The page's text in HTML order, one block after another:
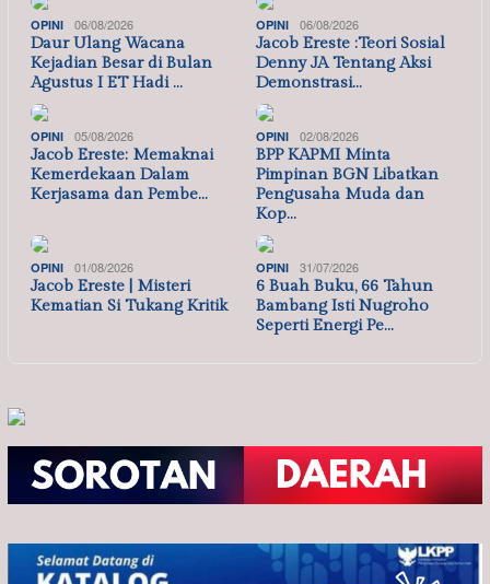
OPINI 06/08/2026
Daur Ulang Wacana
Kejadian Besar di Bulan
Agustus I ET Hadi …
OPINI 06/08/2026
Jacob Ereste :Teori Sosial
Denny JA Tentang Aksi
Demonstrasi…
OPINI 05/08/2026
Jacob Ereste: Memaknai
Kemerdekaan Dalam
Kerjasama dan Pembe…
OPINI 02/08/2026
BPP KAPMI Minta
Pimpinan BGN Libatkan
Pengusaha Muda dan
Kop…
OPINI 01/08/2026
Jacob Ereste | Misteri
Kematian Si Tukang Kritik
OPINI 31/07/2026
6 Buah Buku, 66 Tahun
Bambang Isti Nugroho
Seperti Energi Pe…